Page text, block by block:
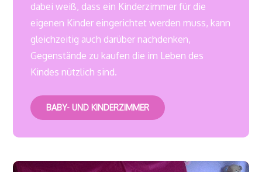
dabei weiß, dass ein Kinderzimmer für die
eigenen Kinder eingerichtet werden muss, kann
gleichzeitig auch darüber nachdenken,
Gegenstände zu kaufen die im Leben des
Kindes nützlich sind.
BABY- UND KINDERZIMMER